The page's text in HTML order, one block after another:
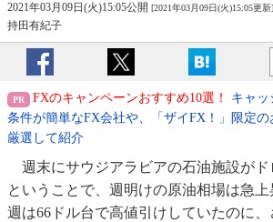
2021年03月09日(火)15:05公開 [2021年03月09日(火)15:05更新]
持田有紀子
FXのキャンペーンおすすめ10選！
キャッ
条件が簡単なFX会社や、「ザイFX！」限定
厳選して紹介
週末にサウジアラビアの石油施設がド
ということで、週明けの原油相場は急
週は66ドル台で高値引けしていたのに